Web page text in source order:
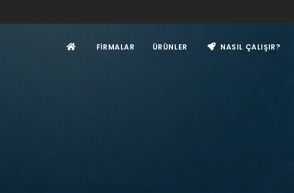
FIRMALAR ÜRÜNLER NASIL ÇALIŞIR?